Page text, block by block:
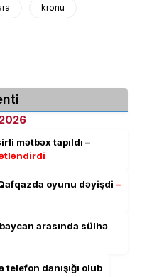
kronu
mətbəx tapıldı –
oyunu dəyişdi –
arasında sülhə
danışığı olub